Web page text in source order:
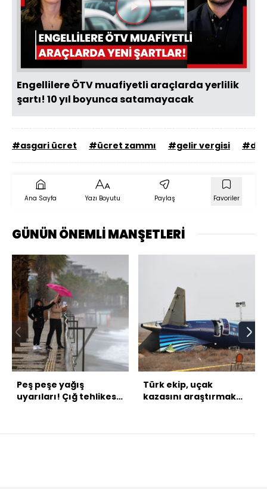
Videoyu
Oynat
Engellilere ÖTV muafiyetli araçlarda yerlilik
şartı! 10 yıl boyunca satamayacak
#asgari ücret #ücret zammı #gelir vergisi
Ana Sayfa Yazı Boyutu Paylaş Favoriler
GÜNÜN ÖNEMLİ MANŞETLERİ
Peş peşe yağış
uyarıları! Çığ tehlikesi
Türk ekip, uçak
kazasını araştırmak